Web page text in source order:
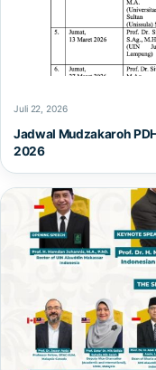
Juli 22, 2026
Jadwal Mudzakaroh
2026